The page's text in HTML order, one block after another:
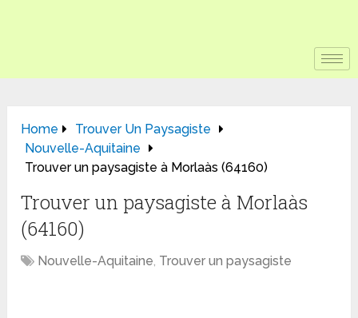
Home
Trouver Un Paysagiste
Nouvelle-Aquitaine
Trouver un paysagiste à Morlaàs (64160)
Trouver un paysagiste à Morlaàs
(64160)
Nouvelle-Aquitaine, Trouver un paysagiste